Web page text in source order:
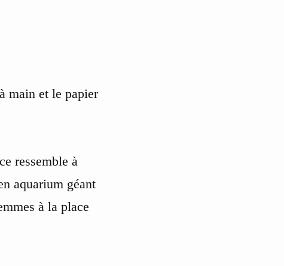
main et le papier
ressemble à
aquarium géant
à la place